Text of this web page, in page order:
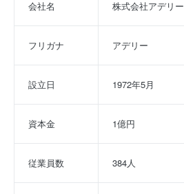
会社名 株式会社アデリー
フリガナ アデリー
設立日 1972年5月
資本金 1億円
従業員数 384人